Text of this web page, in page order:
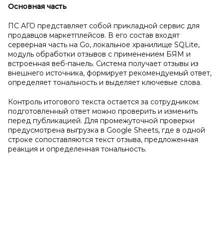
Основная часть
ПС АГО представляет собой прикладной сервис для
продавцов маркетплейсов. В его состав входят
серверная часть на Go, локальное хранилище SQLite,
модуль обработки отзывов с применением БЯМ и
встроенная веб-панель. Система получает отзывы из
внешнего источника, формирует рекомендуемый ответ,
определяет тональность и выделяет ключевые слова.
Контроль итогового текста остается за сотрудником:
подготовленный ответ можно проверить и изменить
перед публикацией. Для промежуточной проверки
предусмотрена выгрузка в Google Sheets, где в одной
строке сопоставляются текст отзыва, предложенная
реакция и определенная тональность.